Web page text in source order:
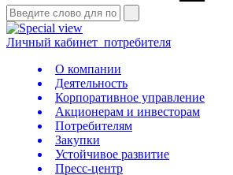
Личный кабинет потребителя
О компании
Деятельность
Корпоративное управление
Акционерам и инвесторам
Потребителям
Закупки
Устойчивое развитие
Пресс-центр